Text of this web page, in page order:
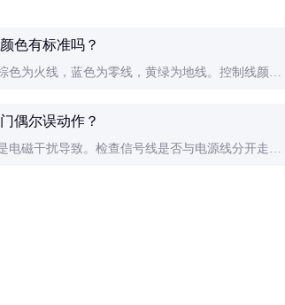
色有标准吗？
色为火线，蓝色为零线，黄绿为地线。控制线颜色
电！
偶尔误动作？
电磁干扰导致。检查信号线是否与电源线分开走